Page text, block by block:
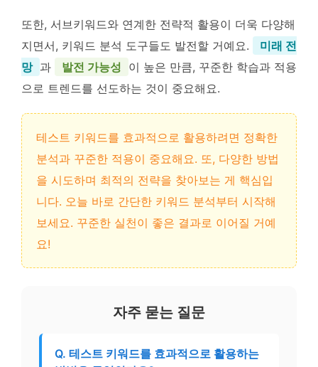
또한, 서브키워드와 연계한 전략적 활용이 더욱 다양해
지면서, 키워드 분석 도구들도 발전할 거예요.
미래 전
망 과 발전 가능성 이 높은 만큼, 꾸준한 학습과 적용
으로 트렌드를 선도하는 것이 중요해요.
테스트 키워드를 효과적으로 활용하려면 정확한
분석과 꾸준한 적용이 중요해요. 또, 다양한 방법
을 시도하며 최적의 전략을 찾아보는 게 핵심입
니다. 오늘 바로 간단한 키워드 분석부터 시작해
보세요. 꾸준한 실천이 좋은 결과로 이어질 거예
요!
자주 묻는 질문
Q. 테스트 키워드를 효과적으로 활용하는